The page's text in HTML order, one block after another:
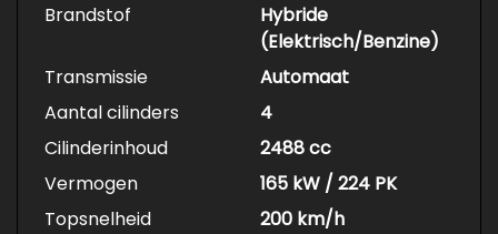
Brandstof
Hybride
(Elektrisch/Benzine)
Transmissie
Automaat
Aantal cilinders
4
Cilinderinhoud
2488 cc
Vermogen
165 kW / 224 PK
Topsnelheid
200 km/h